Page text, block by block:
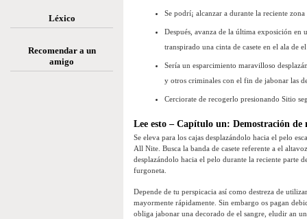
Léxico
Recomendar a un
amigo
Se podrí¡ alcanzar a durante la reciente
Después, avanza de la última exposición en
transpirado una cinta de casete en el ala de
Serí­a un esparcimiento maravilloso
y otros criminales con el fin de jabonar las
Cerciorate de recogerlo presionando Sitio
Lee esto – Capítulo un: Demostración de
Se eleva para los cajas desplazándolo hacia el pelo
All Nite. Busca la banda de casete referente a el
desplazándolo hacia el pelo durante la reciente parte
furgoneta.
Depende de tu perspicacia así­ como destreza de
mayormente rápidamente. Sin embargo os pagan
obliga jabonar una decorado de el sangre, eludir an